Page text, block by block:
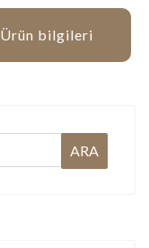
Ürün bilgileri